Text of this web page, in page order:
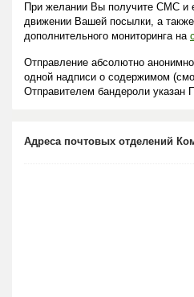
При желании Вы получите СМС и
движении Вашей посылки, а
дополнительного мониторинга на
Отправление абсолютно
одной надписи о содержимом
Отправителем бандероли указан
Адреса почтовых отделений